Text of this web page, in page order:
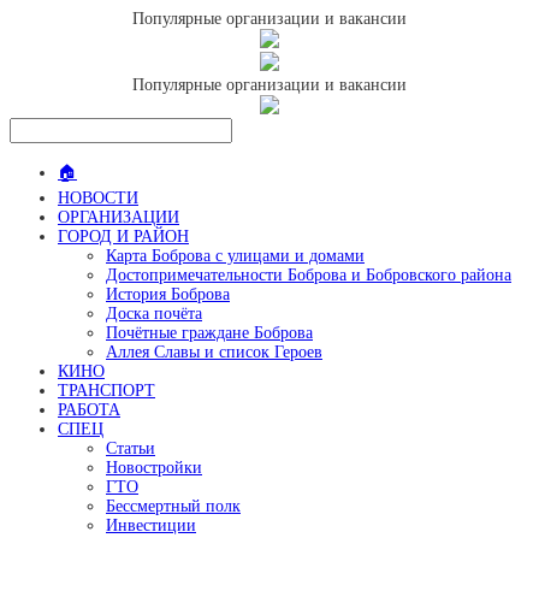
Популярные организации и вакансии
Популярные организации и вакансии
🏠
НОВОСТИ
ОРГАНИЗАЦИИ
ГОРОД И РАЙОН
Карта Боброва с улицами и домами
Достопримечательности Боброва и Бобровского района
История Боброва
Доска почёта
Почётные граждане Боброва
Аллея Славы и список Героев
КИНО
ТРАНСПОРТ
РАБОТА
СПЕЦ
Статьи
Новостройки
ГТО
Бессмертный полк
Инвестиции